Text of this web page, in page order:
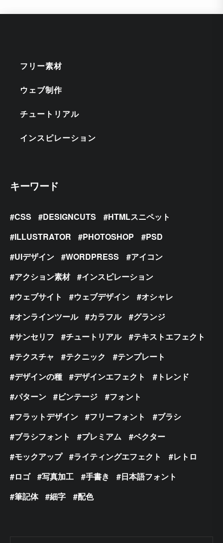
フリー素材
ウェブ制作
チュートリアル
インスピレーション
キーワード
CSS DESIGNCUTS
HTMLスニペット
ILLUSTRATOR
PHOTOSHOP
PSD
UIデザイン
WORDPRESS
アイコン
アクション素材
インスピレーション
ウェブサイト
ウェブデザイン
オシャレ
オンラインツール
カラフル
グランジ
サンセリフ
チュートリアル
テキストエフェクト
テクスチャ
テクニック
テンプレート
デザインの種
デザインエフェクト
トレンド
パターン
ビンテージ
フォント
フラットデザイン
フリーフォント
ブラシ
ブラシフォント
プレミアム
ベクター
モックアップ
ライティングエフェクト
レトロ
ロゴ
写真加工 手書き
日本語フォント
筆記体
細字 配色